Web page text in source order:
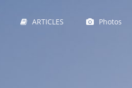
ARTICLES Photos